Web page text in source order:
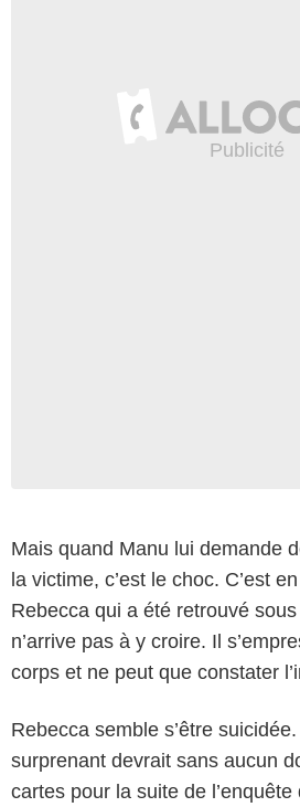
Mais quand Manu lui demande
la victime, c’est le choc. C’est
Rebecca qui a été retrouvé
n’arrive pas à y croire. Il
corps et ne peut que constater
Rebecca semble s’être
surprenant devrait sans aucun
cartes pour la suite de